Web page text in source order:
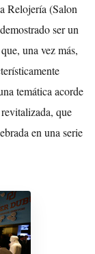
Relojería (Salon
ser un
una vez más,
temática acorde
que
en una serie